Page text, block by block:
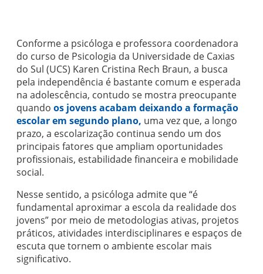
Conforme a psicóloga e professora coordenadora
do curso de Psicologia da Universidade de Caxias
do Sul (UCS) Karen Cristina Rech Braun, a busca
pela independência é bastante comum e esperada
na adolescência, contudo se mostra preocupante
quando os jovens acabam deixando a formação
escolar em segundo plano, uma vez que, a longo
prazo, a escolarização continua sendo um dos
principais fatores que ampliam oportunidades
profissionais, estabilidade financeira e mobilidade
social.
Nesse sentido, a psicóloga admite que “é
fundamental aproximar a escola da realidade dos
jovens” por meio de metodologias ativas, projetos
práticos, atividades interdisciplinares e espaços de
escuta que tornem o ambiente escolar mais
significativo.